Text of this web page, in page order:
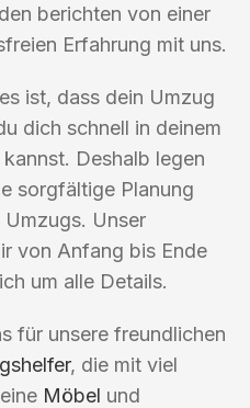
berichten von einer
Erfahrung mit uns.
ist, dass dein Umzug
dich schnell in deinem
Deshalb legen
sorgfältige Planung
Unser
von Anfang bis Ende
um alle Details.
für unsere freundlichen
, die mit viel
Möbel und